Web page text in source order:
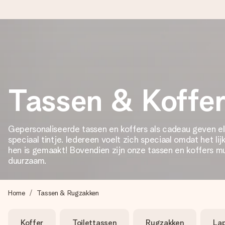
We maken jouw cadeau met zorg en zorgen dat het
4,8 (gebaseerd op +8.000 reviews)
Onze cadeaus worden gewaardeerd. Klanten beoordelen
Je maakt in een paar stappen iets unieks – met haar naam,
Tassen &
Gepersonaliseerde tassen en koffers als cadeau geven
speciaal tintje. Iedereen voelt zich speciaal omdat het
hen is gemaakt! Bovendien zijn onze tassen en koffers
duurzaam.
Home Tassen & Rugzakken
Koffer Toilettassen Rugzakken